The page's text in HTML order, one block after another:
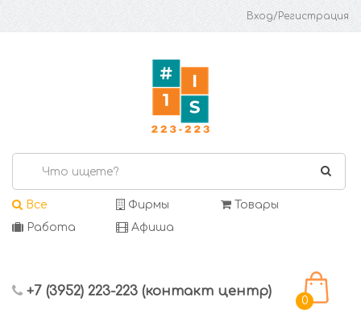
Вход/Регистрация
Все Фирмы
Товары
Работа
Афиша
+7 (3952) 223-223 (контакт центр)
0